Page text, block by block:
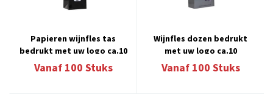
Papieren wijnfles tas
bedrukt met uw logo ca.10
werkdagen 13.2
Vanaf100 Stuks
Wijnfles dozen bedrukt
met uw logo ca.10
werkdagen 13.3
Vanaf100 Stuks